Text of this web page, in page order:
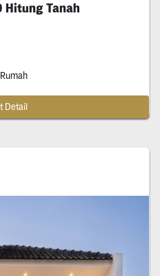
Hitung Tanah
Detail